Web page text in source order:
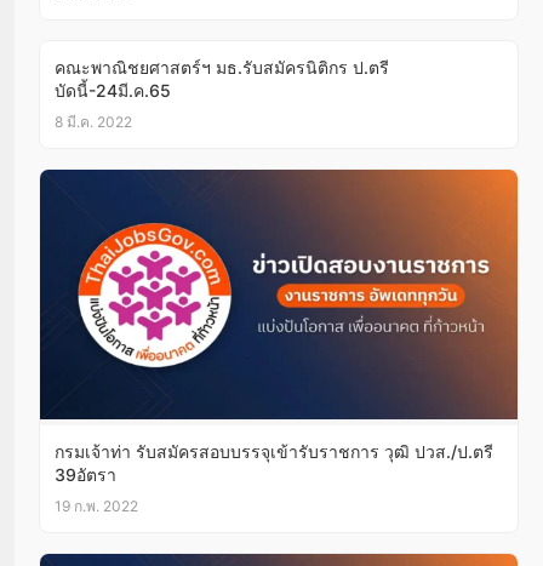
คณะพาณิชยศาสตร์ฯ มธ.รับสมัครนิติกร ป.ตรี
บัดนี้-24มี.ค.65
8 มี.ค. 2022
กรมเจ้าท่า รับสมัครสอบบรรจุเข้ารับราชการ วุฒิ ปวส./ป.ตรี
39อัตรา
19 ก.พ. 2022